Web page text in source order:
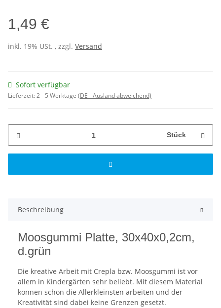
1,49 €
inkl. 19% USt. , zzgl. Versand
Sofort verfügbar
Lieferzeit:2 - 5 Werktage (DE - Ausland abweichend)
Stück
Beschreibung
Moosgummi Platte, 30x40x0,2cm,
d.grün
Die kreative Arbeit mit Crepla bzw. Moosgummi ist vor
allem in Kindergärten sehr beliebt. Mit diesem Material
können schon die Allerkleinsten arbeiten und der
Kreativität sind dabei keine Grenzen gesetzt.